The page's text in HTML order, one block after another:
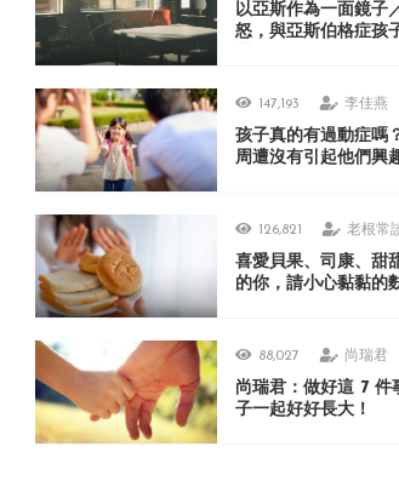
以亞斯作為一面鏡子
怒，與亞斯伯格症孩
147,193 李佳燕
孩子真的有過動症嗎
周遭沒有引起他們興
126,821 老根常
喜愛貝果、司康、甜
的你，請小心黏黏的
88,027 尚瑞君
尚瑞君：做好這 7 件
子一起好好長大！